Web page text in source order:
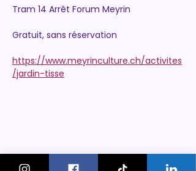
Tram 14 Arrêt Forum Meyrin
Gratuit, sans réservation
https://www.meyrinculture.ch/activites
/jardin-tisse